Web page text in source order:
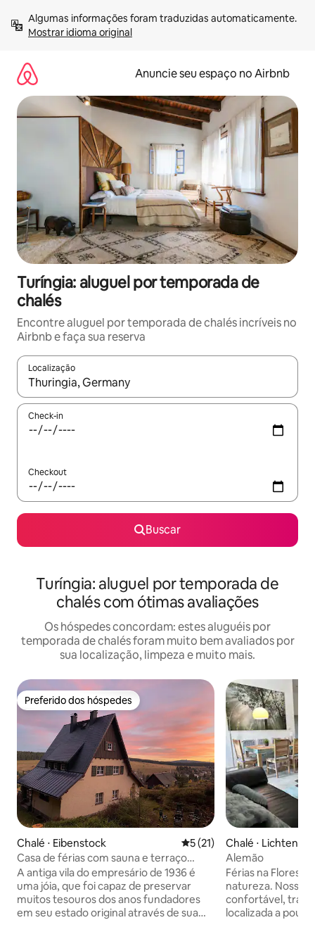
para
Mostrar idioma original
Anuncie seu espaço no Airbnb
Turíngia: aluguel por temporada de
chalés
Encontre aluguel por temporada de chalés incríveis no
Airbnb e faça sua reserva
Localização
Quando os resultados estiverem disponíveis, explore-os
Check-in
Checkout
Buscar
Turíngia: aluguel por temporada de
chalés com ótimas avaliações
Os hóspedes concordam: estes aluguéis por
temporada de chalés foram muito bem avaliados por
sua localização, limpeza e muito mais.
Preferido dos hóspedes
Preferido dos hóspedes
Chalé ⋅ Eibenstock 5 de uma avaliação média
5 (21)
Casa de férias com sauna e terraço
(Berghaus Carlsfeld)
A antiga vila do empresário de 1936 é
uma jóia, que foi capaz de preservar
muitos tesouros dos anos fundadores
em seu estado original através de sua
Chalé ⋅
Alemão
Férias na Floresta
natureza. Nossa
confortável,
localizada a